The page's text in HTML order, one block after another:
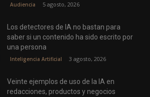
Audiencia 5 agosto, 2026
Los detectores de IA no bastan para
saber si un contenido ha sido escrito por
una persona
Inteligencia Artificial 3 agosto, 2026
Veinte ejemplos de uso de la IA en
redacciones, productos y negocios